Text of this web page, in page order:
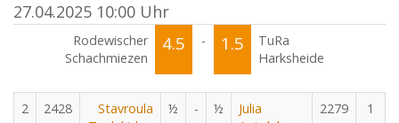
27.04.2025 10:00 Uhr
Rodewischer
Schachmiezen
4.5 - 1.5
TuRa
Harksheide
2 2428
Stavroula
½ - ½
Julia
2279 1